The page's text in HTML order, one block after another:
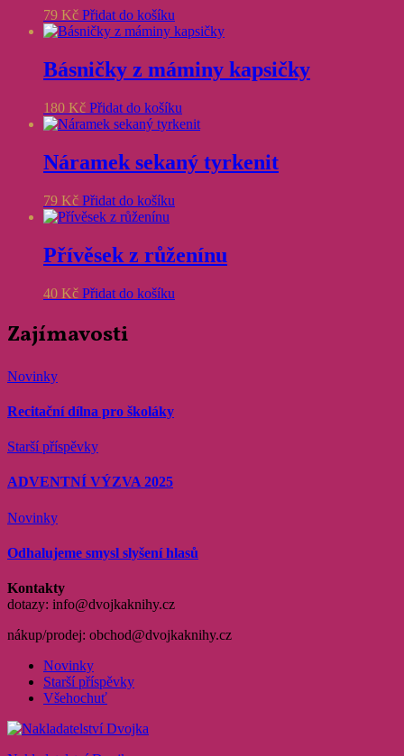
79 Kč Přidat do košíku
Básničky z máminy kapsičky
180 Kč Přidat do košíku
Náramek sekaný tyrkenit
79 Kč Přidat do košíku
Přívěsek z růženínu
40 Kč Přidat do košíku
Zajímavosti
Novinky
Recitační dílna pro školáky
Starší příspěvky
ADVENTNÍ VÝZVA 2025
Novinky
Odhalujeme smysl slyšení hlasů
Kontakty
dotazy: info@dvojkaknihy.cz
nákup/prodej: obchod@dvojkaknihy.cz
Novinky
Starší příspěvky
Všehochuť